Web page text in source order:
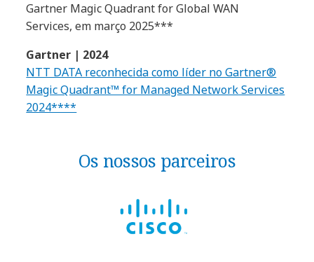
Gartner Magic Quadrant for Global WAN
Services, em março 2025***
Gartner | 2024
NTT DATA reconhecida como líder no Gartner®
Magic Quadrant™ for Managed Network Services
2024****
Os nossos parceiros